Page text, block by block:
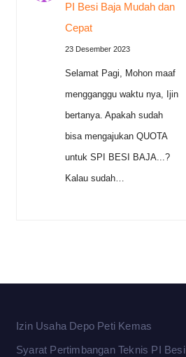
PI Besi Baja Mudah dan
Cepat
23 Desember 2023
Selamat Pagi, Mohon maaf
mengganggu waktu nya, Ijin
bertanya. Apakah sudah
bisa mengajukan QUOTA
untuk SPI BESI BAJA...?
Kalau sudah…
Izin Usaha Depo Peti Kemas
Syarat Pertimbangan Teknis PI Besi